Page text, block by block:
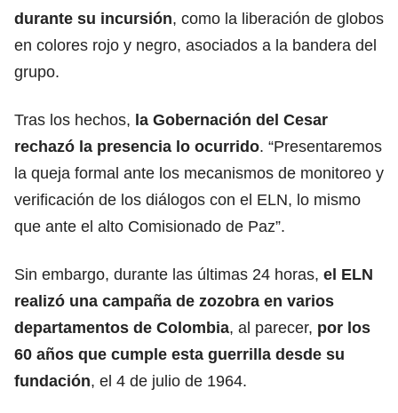
durante su incursión, como la liberación de globos
en colores rojo y negro, asociados a la bandera del
grupo.
Tras los hechos, la Gobernación del Cesar
rechazó la presencia lo ocurrido. “Presentaremos
la queja formal ante los mecanismos de monitoreo y
verificación de los diálogos con el ELN, lo mismo
que ante el alto Comisionado de Paz”.
Sin embargo, durante las últimas 24 horas, el ELN
realizó una campaña de zozobra en varios
departamentos de Colombia, al parecer, por los
60 años que cumple esta guerrilla desde su
fundación, el 4 de julio de 1964.